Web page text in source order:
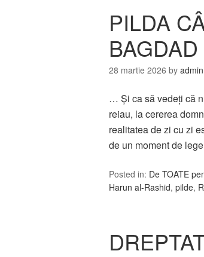
PILDA
BAGDAD
28 martie 2026 by admin
… Și ca să vedeți că
reiau, la cererea
realitatea de zi cu zi
de un moment de
Posted in: De TOATE
Harun al-Rashid, pilde,